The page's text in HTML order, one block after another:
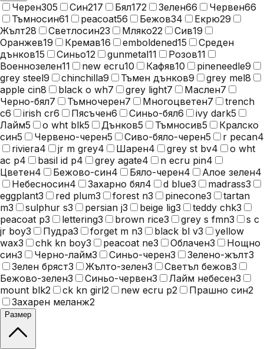
Черен305 Син217 Бял172 Зелен66 Червен66
Тъмносин61 peacoat56 Бежов34 Екрю29
Жълт28 Светлосин23 Мляко22 Сив19
Оранжев19 Кремав16 emboldened15
Среден
дънков15 Синьо12 gunmetal11 Розов11
Военнозелен11 new ecru10 Кафяв10 pineneedle9
grey steel9 chinchilla9 Тъмен дънков9 grey mel8
apple cin8 black o wh7 grey light7 Маслен7
Черно-бял7 Тъмночерен7 Многоцветен7
trench
c6 irish cr6 Пясъчен6 Синьо-бял6 ivy dark5
Лайм5 o wht blk5 Дънков5 Тъмносив5
Кралско
син5 Червено-черен5 Сиво-бяло-черен5 r pecan4
riviera4 jr m grey4 Шарен4 grey st bv4
o wht
ac p4 basil id p4 grey agate4 n ecru pin4
Цветен4 Бежово-син4 Бяло-черен4 Алое зелен4
Небесносин4 Захарно бял4 d blue3 madrass3
eggplant3 red plum3 forest n3 pinecone3
tartan
m3 sulphur s3 persian j3 beige lig3 teddy chk3
peacoat p3 lettering3 brown rice3 grey s fmn3
s c
jr boy3 Пудра3 forget m n3 black bl v3
yellow
wax3 chk kn boy3 peacoat ne3 Облачен3
Нощно
син3 Черно-лайм3 Синьо-черен3 Зелено-жълт3
Зелен бряст3 Жълто-зелен3 Светъл бежов3
Бежово-зелен3 Синьо-червен3 Лайм небесен3
mount blk2 ck kn girl2 new ecru p2 Прашно син2
Захарен меланж2
Размер